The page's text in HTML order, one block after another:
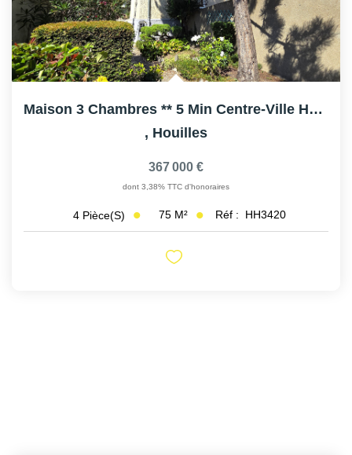
Maison 3 Chambres ** 5 Min Centre-Ville HOUILLES
, Houilles
367 000 €
dont 3,38% TTC d'honoraires
4 Pièce(s) 75 M² Réf : HH3420